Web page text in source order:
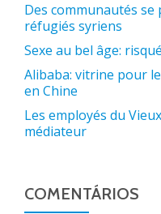
Des communautés
réfugiés syriens
Sexe au bel âge:
Alibaba: vitrine pour
en Chine
Les employés du
médiateur
COMENTÁRIOS